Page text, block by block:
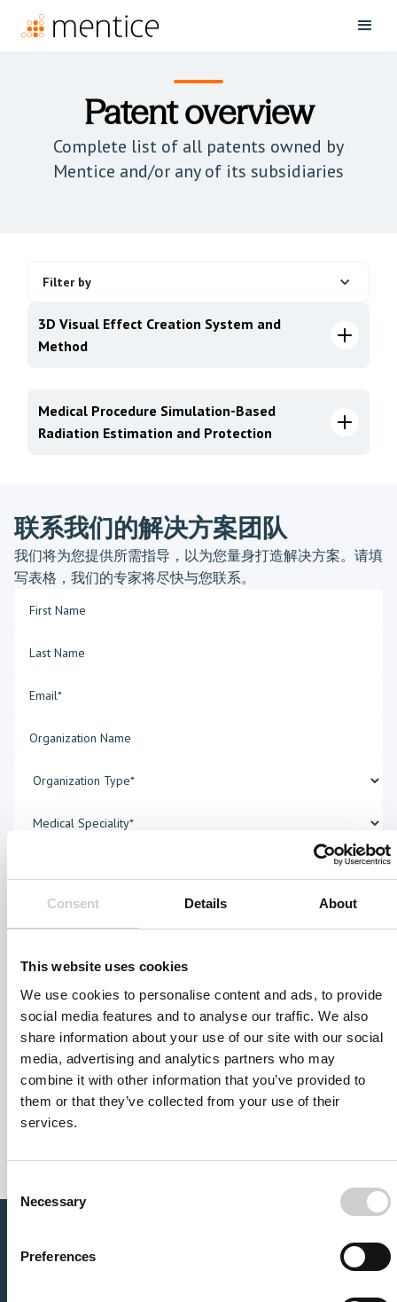
Consent Details About
This website uses cookies
We use cookies to personalise content and ads, to provide
social media features and to analyse our traffic. We also
share information about your use of our site with our social
media, advertising and analytics partners who may
combine it with other information that you’ve provided to
them or that they’ve collected from your use of their
services.
Selection
Necessary
Preferences
Patent overview
Complete list of all patents owned by
Mentice and/or any of its subsidiaries
Filter by
3D Visual Effect Creation System and
Method
Medical Procedure Simulation-Based
Radiation Estimation and Protection
联系我们的解决方案团队
我们将为您提供所需指导，以为您量身打造解决方案。请填
写表格，我们的专家将尽快与您联系。
I agree to receive other communications from Mentice.
I agree to allow Mentice to store and process my personal data.
See ourPrivacy Policyfor details or to opt-out at any time.*